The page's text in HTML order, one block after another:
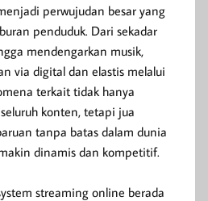
perwujudan besar yang
penduduk. Dari sekadar
mendengarkan musik,
via digital dan elastis melalui
terkait tidak hanya
konten, tetapi jua
tanpa batas dalam dunia
dinamis dan kompetitif.
streaming online berada